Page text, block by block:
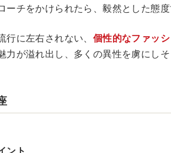
ーチをかけられたら、毅然とした態度
に左右されない、 個性的なファッ
力が溢れ出し、多くの異性を虜にしそ